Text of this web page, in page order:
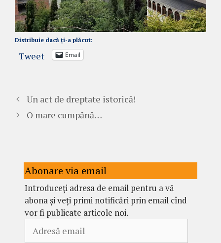
Distribuie dacă ți-a plăcut:
Tweet Email
Un act de dreptate istorică!
O mare cumpănă…
Abonare via email
Introduceți adresa de email pentru a vă
abona și veți primi notificări prin email cînd
vor fi publicate articole noi.
email